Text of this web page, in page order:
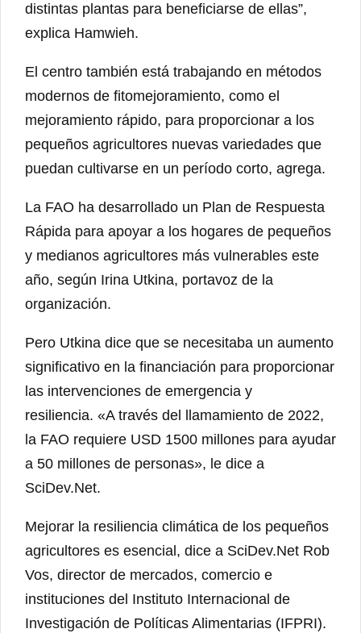
distintas plantas para beneficiarse de ellas”,
explica Hamwieh.
El centro también está trabajando en métodos
modernos de fitomejoramiento, como el
mejoramiento rápido, para proporcionar a los
pequeños agricultores nuevas variedades que
puedan cultivarse en un período corto, agrega.
La FAO ha desarrollado un Plan de Respuesta
Rápida para apoyar a los hogares de pequeños
y medianos agricultores más vulnerables este
año, según Irina Utkina, portavoz de la
organización.
Pero Utkina dice que se necesitaba un aumento
significativo en la financiación para proporcionar
las intervenciones de emergencia y
resiliencia. «A través del llamamiento de 2022,
la FAO requiere USD 1500 millones para ayudar
a 50 millones de personas», le dice a
SciDev.Net.
Mejorar la resiliencia climática de los pequeños
agricultores es esencial, dice a SciDev.Net Rob
Vos, director de mercados, comercio e
instituciones del Instituto Internacional de
Investigación de Políticas Alimentarias (IFPRI).